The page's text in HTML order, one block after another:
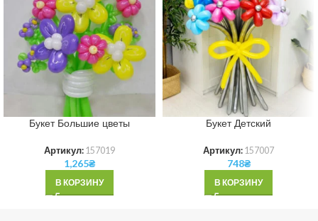
Букет Большие цветы
Артикул: 157019
1,265₴
В КОРЗИНУ
Букет Детский
Артикул: 157007
748₴
В КОРЗИНУ